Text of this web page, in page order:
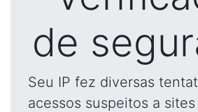
de
Seu IP fez diversas
acessos suspeitos a